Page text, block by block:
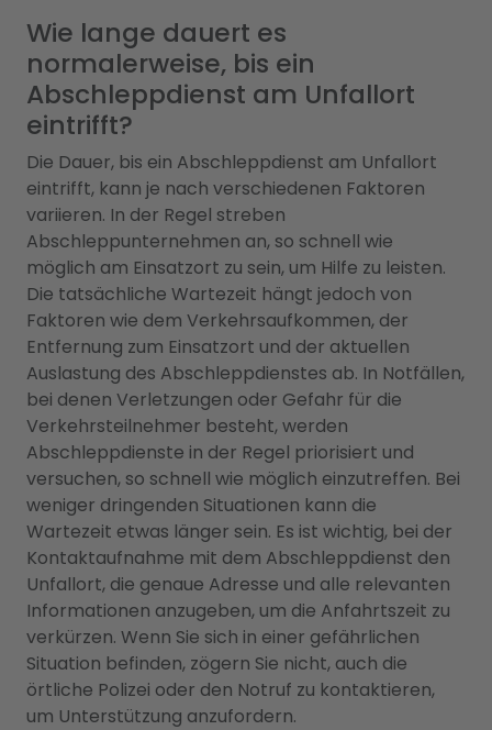
Wie lange dauert es
normalerweise, bis ein
Abschleppdienst am Unfallort
eintrifft?
Die Dauer, bis ein Abschleppdienst am Unfallort
eintrifft, kann je nach verschiedenen Faktoren
variieren. In der Regel streben
Abschleppunternehmen an, so schnell wie
möglich am Einsatzort zu sein, um Hilfe zu leisten.
Die tatsächliche Wartezeit hängt jedoch von
Faktoren wie dem Verkehrsaufkommen, der
Entfernung zum Einsatzort und der aktuellen
Auslastung des Abschleppdienstes ab. In Notfällen,
bei denen Verletzungen oder Gefahr für die
Verkehrsteilnehmer besteht, werden
Abschleppdienste in der Regel priorisiert und
versuchen, so schnell wie möglich einzutreffen. Bei
weniger dringenden Situationen kann die
Wartezeit etwas länger sein. Es ist wichtig, bei der
Kontaktaufnahme mit dem Abschleppdienst den
Unfallort, die genaue Adresse und alle relevanten
Informationen anzugeben, um die Anfahrtszeit zu
verkürzen. Wenn Sie sich in einer gefährlichen
Situation befinden, zögern Sie nicht, auch die
örtliche Polizei oder den Notruf zu kontaktieren,
um Unterstützung anzufordern.